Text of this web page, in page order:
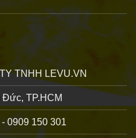
TNHH LEVU.VN
Đức, TP.HCM
0909 150 301